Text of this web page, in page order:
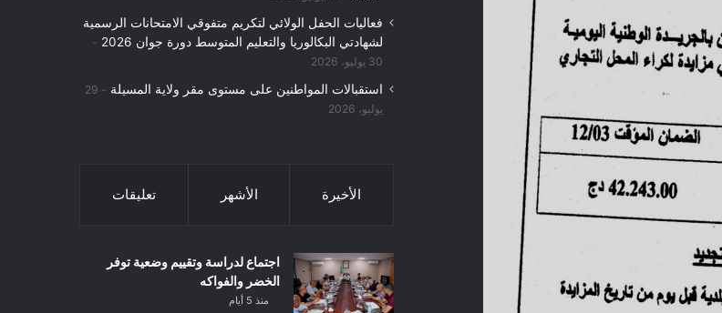
فعاليات الحفل الولائي لتكريم متفوقي الامتحانات الرسمية
لشهادتي البكالوريا والتعليم المتوسط دورة جوان 2026
30 يوليو، 2026
استقبالات المواطنين على مستوى مقر ولاية المسيلة
29
يوليو، 2026
الأخيرة الأشهر تعليقات
اجتماع لدراسة وتقييم وضعية توفر
الخضر والفواكه
منذ 5 أيام